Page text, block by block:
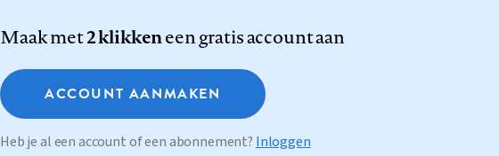
Maak met2 klikkeneen gratis account aan
ACCOUNT AANMAKEN
Heb je al een account of een abonnement? Inloggen